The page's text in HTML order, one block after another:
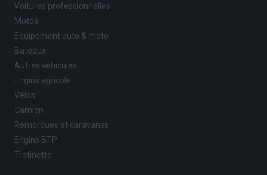
Voitures professionnelles
Motos
Equipement auto & moto
Bateaux
Autres véhicules
Engins agricole
Vélos
Camion
Remorques et caravanes
Engins BTP
Trotinette